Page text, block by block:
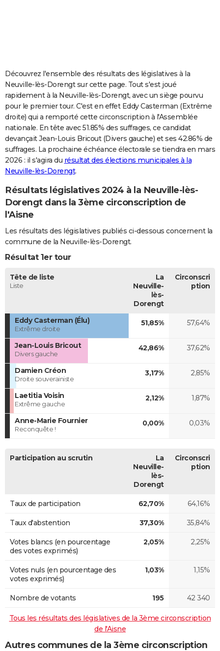
CARTE DE VOEUX
Carte de Noël
Carte Bonne année
Carte Saint-Valentin
Carte Pâques
Carte d'anniversaire
DICTIONNAIRE
Dictionnaire
Biographies
Citations
Expressions
Proverbes
PROGRAMME TV
COPAINS D'AVANT
S'inscrire
Se connecter
Lycées
Collèges
Primaires
Universités
Entreprises
Service militaire
Avis de recherche
AVIS DE DÉCÈS
FORUM
Bricolage
Lifestyle
Culture
Sport
Auto
Television
Voyage
Cinema
Découvrez l'ensemble des résultats des législatives à la
Neuville-lès-Dorengt sur cette page. Tout s'est joué
rapidement à la Neuville-lès-Dorengt, avec un siège pourvu
pour le premier tour. C'est en effet Eddy Casterman (Extrême
droite) qui a remporté cette circonscription à l'Assemblée
nationale. En tête avec 51.85% des suffrages, ce candidat
devançait Jean-Louis Bricout (Divers gauche) et ses 42.86% de
suffrages. La prochaine échéance électorale se tiendra en mars
2026 : il s'agira du résultat des élections municipales à la
Neuville-lès-Dorengt.
Résultats législatives 2024 à la Neuville-lès-
Dorengt dans la 3ème circonscription de
l'Aisne
Les résultats des législatives publiés ci-dessous concernent la
commune de la Neuville-lès-Dorengt.
Résultat 1er tour
Tête de liste
Liste
La
Neuville-
lès-
Dorengt
Circonscri
ption
Eddy Casterman (Élu)
Extrême droite
51,85% 57,64%
Jean-Louis Bricout
Divers gauche
42,86% 37,62%
Damien Créon
Droite souverainiste
3,17% 2,85%
Laetitia Voisin
Extrême gauche
2,12% 1,87%
Anne-Marie Fournier
Reconquête !
0,00% 0,03%
Participation au scrutin
La
Neuville-
lès-
Dorengt
Circonscri
ption
Taux de participation 62,70% 64,16%
Taux d'abstention 37,30% 35,84%
Votes blancs (en pourcentage
des votes exprimés)
2,05% 2,25%
Votes nuls (en pourcentage des
votes exprimés)
1,03% 1,15%
Nombre de votants 195 42 340
Tous les résultats des législatives de la 3ème circonscription
de l'Aisne
Autres communes de la 3ème circonscription